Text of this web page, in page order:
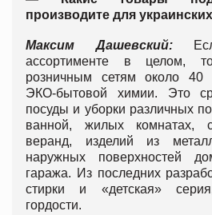
производите для
Максим Дашевский:
ассортименте в целом,
розничным сетям около 40
ЭКО-бытовой химии. Это
посуды и уборки различных
ванной, жилых комнатах,
веранд, изделий из
наружных поверхностей
гаража. Из последних
стирки и «детская»
гордости.